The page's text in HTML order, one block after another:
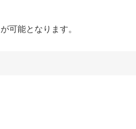
可能となります。